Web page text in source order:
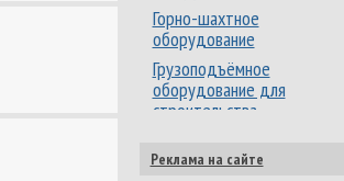
Горно-шахтное
оборудование
Грузоподъёмное
оборудование для
строительства
оборудование
Реклама на сайте